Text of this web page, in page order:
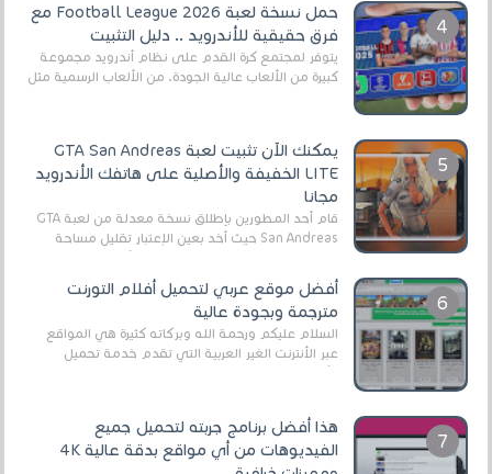
حمل نسخة لعبة Football League 2026 مع
فرق حقيقية للأندرويد .. دليل التثبيت
يتوفر لمجتمع كرة القدم على نظام أندرويد مجموعة
كبيرة من الألعاب عالية الجودة. من الألعاب الرسمية مثل
يمكنك الآن تثبيت لعبة GTA San Andreas
LITE الخفيفة والأصلية على هاتفك الأندرويد
مجانا
قام أحد المطورين بإطلاق نسخة معدلة من لعبة GTA
San Andreas حيث أخد بعين الإعتبار تقليل مساحة
أفضل موقع عربي لتحميل أفلام التورنت
مترجمة وبجودة عالية
السلام عليكم ورحمة الله وبركاته كثيرة هي المواقع
عبر الأنترنت الغير العربية التي تقدم خدمة تحميل
الأفلام على التورنت ، ومعظم هذه المواقع ل...
هذا أفضل برنامج جربته لتحميل جميع
الفيديوهات من أي مواقع بدقة عالية 4K